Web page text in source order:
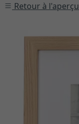
Retour à l'aperçu